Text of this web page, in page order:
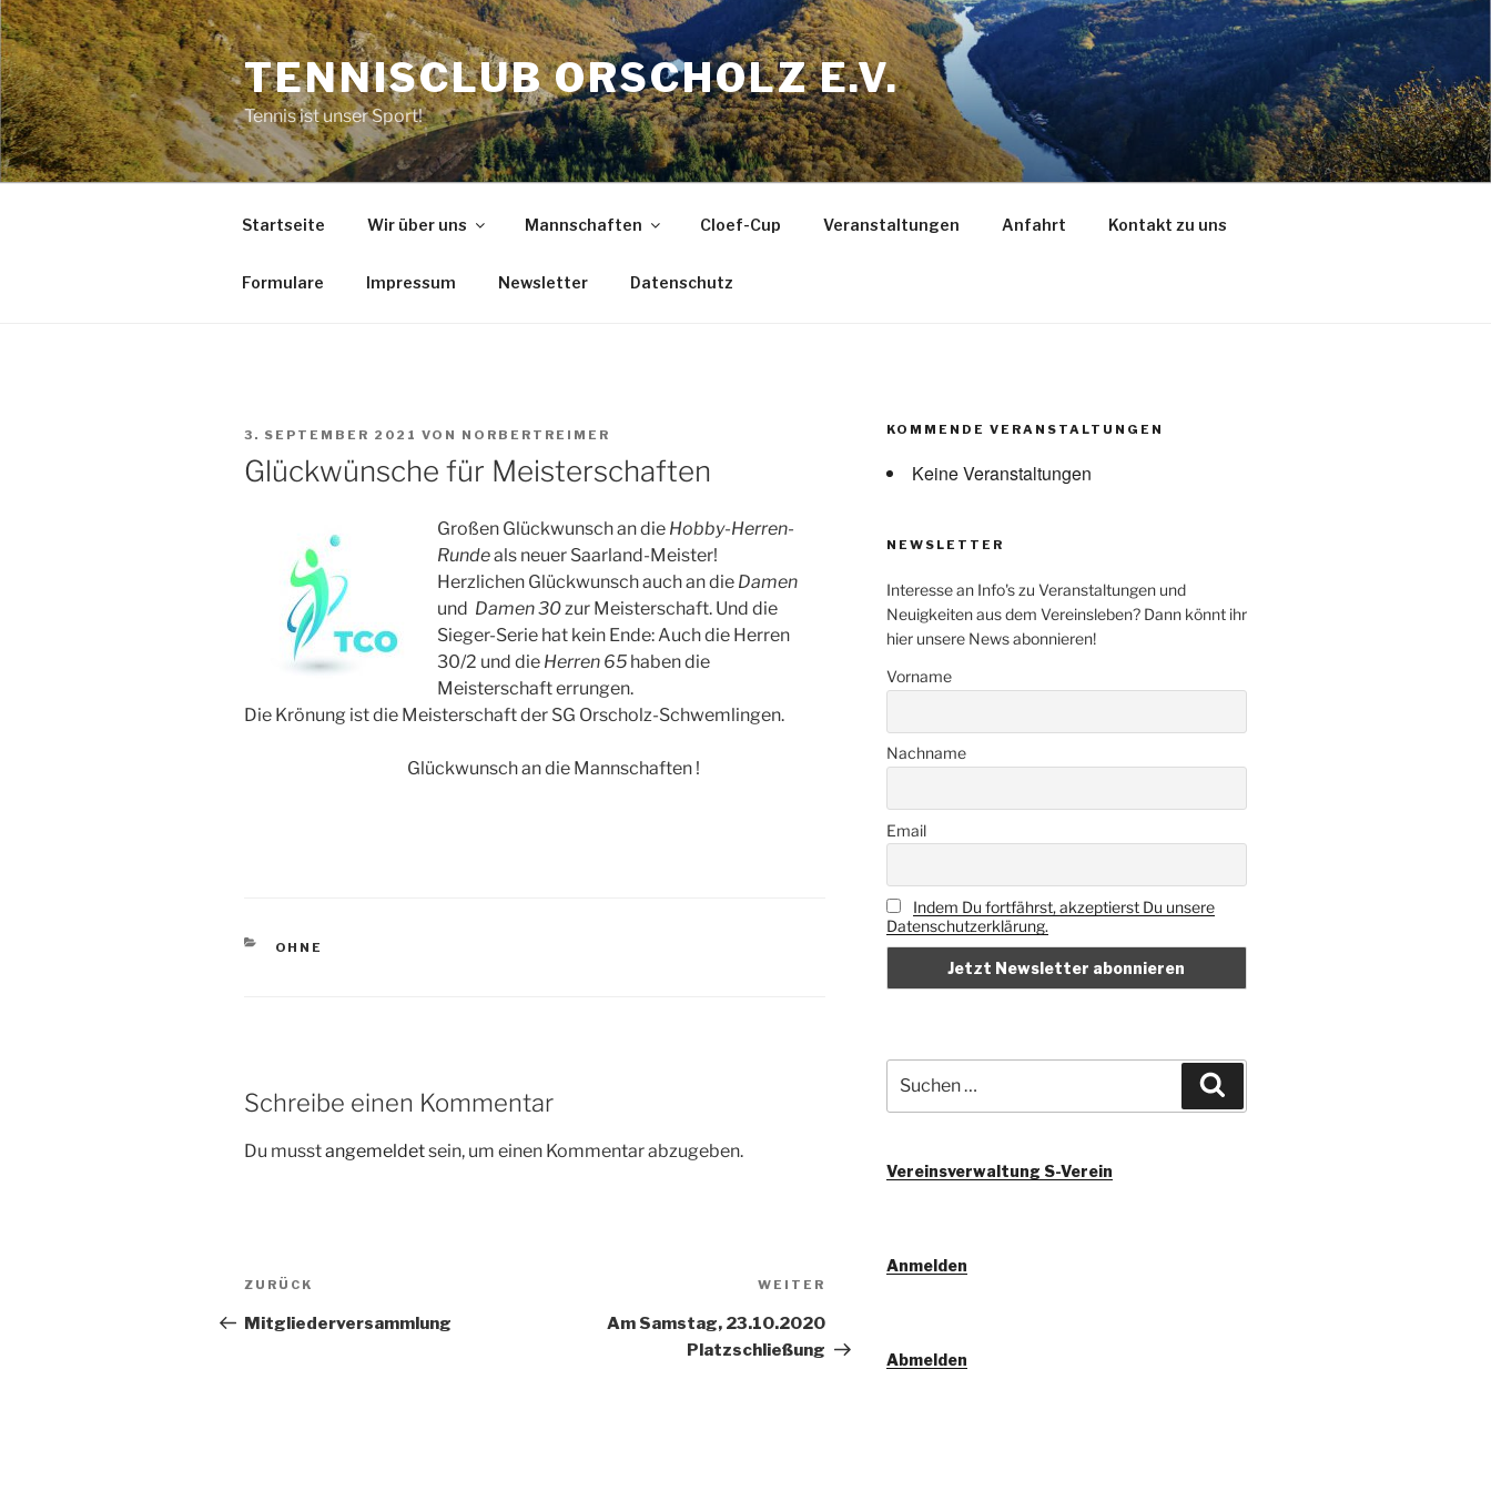
Zum
Inhalt
springen
TENNISCLUB ORSCHOLZ E.V.
Tennis ist unser Sport!
Startseite Wir über uns Mannschaften Cloef-Cup Veranstaltungen Anfahrt Kontakt zu uns
Formulare Impressum Newsletter Datenschutz
VERÖFFENTLICHT
AM
3. SEPTEMBER 2021 VON NORBERTREIMER
Glückwünsche für Meisterschaften
Großen Glückwunsch an die Hobby-Herren-
Rundeals neuer Saarland-Meister!
Herzlichen Glückwunsch auch an die Damen
und Damen 30zur Meisterschaft. Und die
Sieger-Serie hat kein Ende: Auch die Herren
30/2 und die Herren 65 haben die
Meisterschaft errungen.
Die Krönung ist die Meisterschaft der SG Orscholz-Schwemlingen.
Glückwunsch an die Mannschaften !
KATEGORIEN
OHNE
Schreibe einen Kommentar
Du musstangemeldetsein, um einen Kommentar abzugeben.
Beitragsnavigation
Vorheriger
ZURÜCK
Mitgliederversammlung
WEITER
Am Samstag, 23.10.2020
Platzschließung
KOMMENDE VERANSTALTUNGEN
Keine Veranstaltungen
NEWSLETTER
Interesse an Info's zu Veranstaltungen und
Neuigkeiten aus dem Vereinsleben? Dann könnt ihr
hier unsere News abonnieren!
Vorname
Nachname
Email
Indem Du fortfährst, akzeptierst Du unsere
Datenschutzerklärung.
nach:
Vereinsverwaltung S-Verein
Anmelden
Abmelden